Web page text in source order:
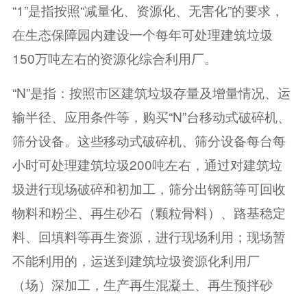
“1”是指按照“减量化、资源化、无害化”的要求，
在生态保障园内建设一个每年可处理建筑垃圾
150万吨左右的资源化综合利用厂。
“N”是指：按照市区建筑垃圾存量及增量情况、运
输半径、应用条件等，购买“N”台移动式破碎机、
筛分设备。这些移动式破碎机、筛分设备每台每
小时可处理建筑垃圾200吨左右，通过对建筑垃
圾进行现场破碎和初加工，筛分出钢筋等可回收
物料和粉尘、再生砂石（颗粒骨料）、路基稳定
料、回填料等再生资源，进行现场利用；现场暂
不能利用的，运送到建筑垃圾资源化利用厂
（场）深加工，生产再生混凝土、再生预拌砂